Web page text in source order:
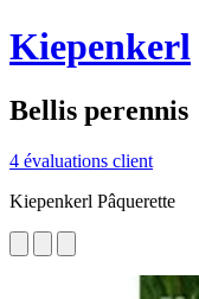
Kiepenkerl
Bellis perennis
4 évaluations client
Kiepenkerl Pâquerette